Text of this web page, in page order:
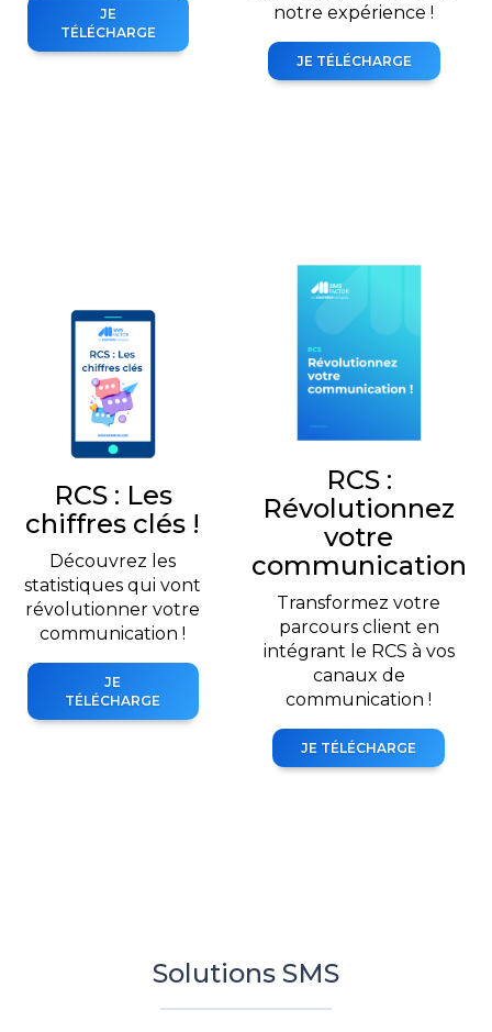
JE
TÉLÉCHARGE
notre expérience !
JE TÉLÉCHARGE
RCS : Les
chiffres clés !
Découvrez les
statistiques qui vont
révolutionner votre
communication !
JE
TÉLÉCHARGE
RCS :
Révolutionnez
votre
communication
Transformez votre
parcours client en
intégrant le RCS à vos
canaux de
communication !
JE TÉLÉCHARGE
Solutions SMS